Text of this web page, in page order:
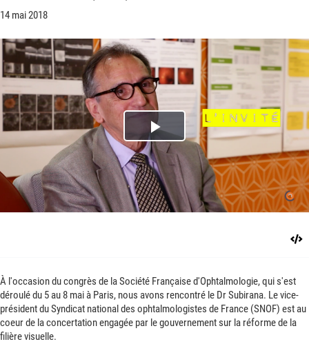
14 mai 2018
Play
Video
À l'occasion du congrès de la Société Française d'Ophtalmologie, qui s'est
déroulé du 5 au 8 mai à Paris, nous avons rencontré le Dr Subirana. Le vice-
président du Syndicat national des ophtalmologistes de France (SNOF) est au
coeur de la concertation engagée par le gouvernement sur la réforme de la
filière visuelle.